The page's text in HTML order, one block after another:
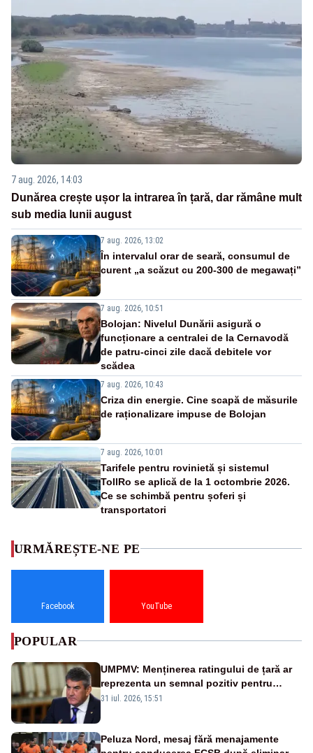
7 aug. 2026, 14:03
Dunărea crește ușor la intrarea în țară, dar rămâne mult
sub media lunii august
7 aug. 2026, 13:02
În intervalul orar de seară, consumul de
curent „a scăzut cu 200-300 de megawați”
7 aug. 2026, 10:51
Bolojan: Nivelul Dunării asigură o
funcționare a centralei de la Cernavodă
de patru-cinci zile dacă debitele vor
scădea
7 aug. 2026, 10:43
Criza din energie. Cine scapă de măsurile
de raționalizare impuse de Bolojan
7 aug. 2026, 10:01
Tarifele pentru rovinietă și sistemul
TollRo se aplică de la 1 octombrie 2026.
Ce se schimbă pentru șoferi și
transportatori
URMĂREȘTE-NE PE
Facebook YouTube
POPULAR
UMPMV: Menținerea ratingului de țară ar
reprezenta un semnal pozitiv pentru
România. Autoritățile trebuie să continue
31 iul. 2026, 15:51
Peluza Nord, mesaj fără menajamente